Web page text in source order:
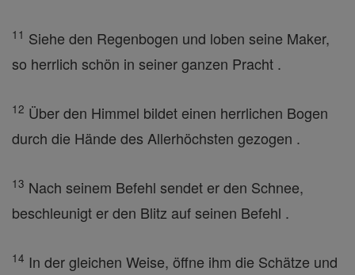
11 Siehe den Regenbogen und loben seine Maker,
so herrlich schön in seiner ganzen Pracht .
12 Über den Himmel bildet einen herrlichen Bogen
durch die Hände des Allerhöchsten gezogen .
13 Nach seinem Befehl sendet er den Schnee,
beschleunigt er den Blitz auf seinen Befehl .
14 In der gleichen Weise, öffne ihm die Schätze und